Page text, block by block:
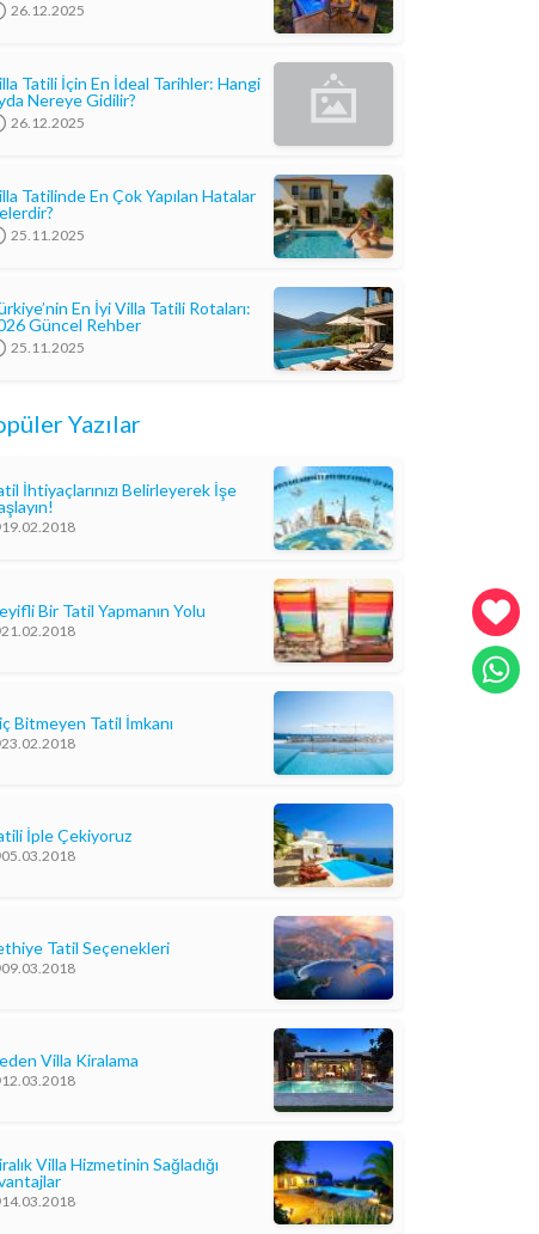
26.12.2025
Tatili İçin En İdeal Tarihler: Hangi
Nereye Gidilir?
26.12.2025
Tatilinde En Çok Yapılan Hatalar
25.11.2025
En İyi Villa Tatili Rotaları:
Güncel Rehber
25.11.2025
Yazılar
İhtiyaçlarınızı Belirleyerek İşe
19.02.2018
Bir Tatil Yapmanın Yolu
21.02.2018
Bitmeyen Tatil İmkanı
23.02.2018
İple Çekiyoruz
05.03.2018
Tatil Seçenekleri
09.03.2018
Villa Kiralama
12.03.2018
Villa Hizmetinin Sağladığı
14.03.2018